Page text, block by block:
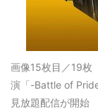
画像15枚目／19枚
演「-Battle of
見放題配信が開始